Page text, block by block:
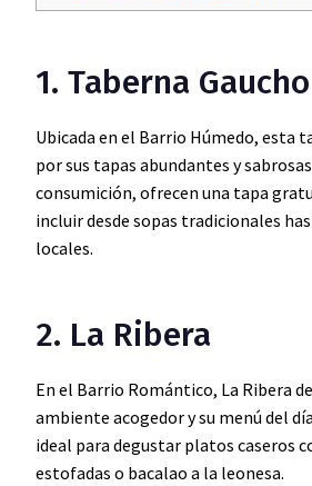
1. Taberna Gaucho
Ubicada en el Barrio Húmedo, esta
por sus tapas abundantes y
consumición, ofrecen una tapa
incluir desde sopas tradicionales
locales.
2. La Ribera
En el Barrio Romántico, La Ribera
ambiente acogedor y su menú del
ideal para degustar platos caseros
estofadas o bacalao a la leonesa.